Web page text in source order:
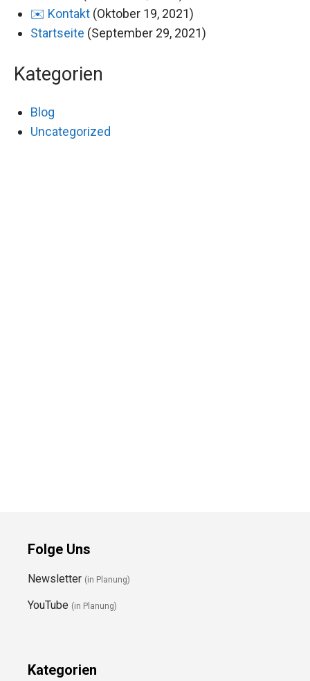
✉️ Kontakt (Oktober 19, 2021)
Startseite (September 29, 2021)
Kategorien
Blog
Uncategorized
Folge Uns
Newsletter (in Planung)
YouTube (in Planung)
Kategorien